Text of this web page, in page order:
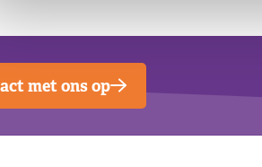
met ons op